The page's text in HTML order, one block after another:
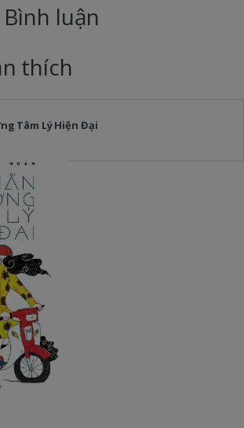
luận
thích
Tâm Lý Hiện Đại